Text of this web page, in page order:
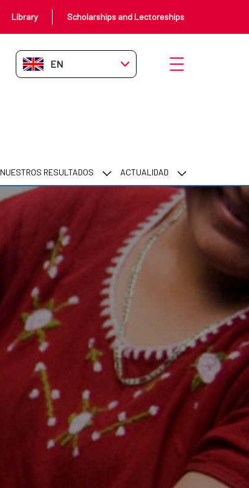
Library Scholarships and Lectoreships
EN-GB Open menu
NUESTROS RESULTADOS ACTUALIDAD